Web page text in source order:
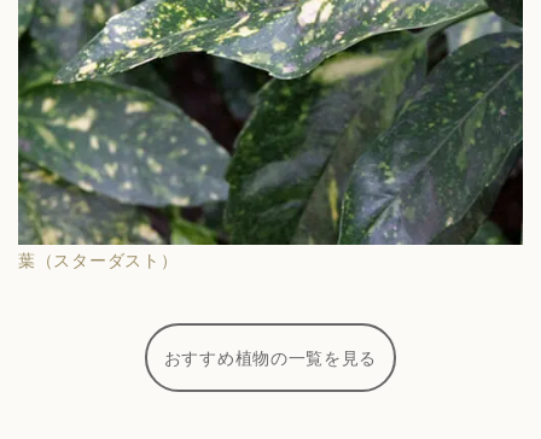
葉（スターダスト）
おすすめ植物の一覧を見る